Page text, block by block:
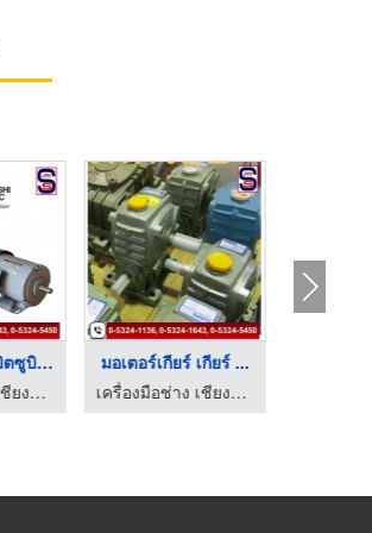
มอเตอร์ไฟฟ้ามิตซูบิช ...
เครื่องมือช่าง เชียงใหม่ จังหย่งเฮงเส็ง
มอเตอร์เกียร์ เกียร์ ...
เครื่องมือช่าง เชียงใหม่ จังหย่งเฮงเส็ง